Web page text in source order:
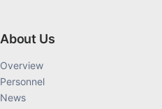
About Us
Overview
Personnel
News